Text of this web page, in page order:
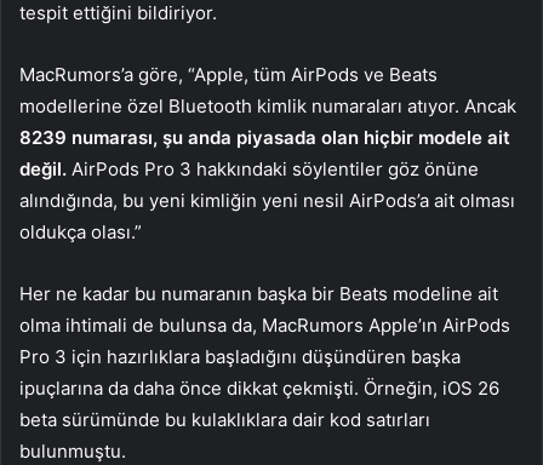
tespit ettiğini bildiriyor.
MacRumors’a göre, “Apple, tüm AirPods ve Beats
modellerine özel Bluetooth kimlik numaraları atıyor. Ancak
8239 numarası, şu anda piyasada olan hiçbir modele ait
değil. AirPods Pro 3 hakkındaki söylentiler göz önüne
alındığında, bu yeni kimliğin yeni nesil AirPods’a ait olması
oldukça olası.”
Her ne kadar bu numaranın başka bir Beats modeline ait
olma ihtimali de bulunsa da, MacRumors Apple’ın AirPods
Pro 3 için hazırlıklara başladığını düşündüren başka
ipuçlarına da daha önce dikkat çekmişti. Örneğin, iOS 26
beta sürümünde bu kulaklıklara dair kod satırları
bulunmuştu.